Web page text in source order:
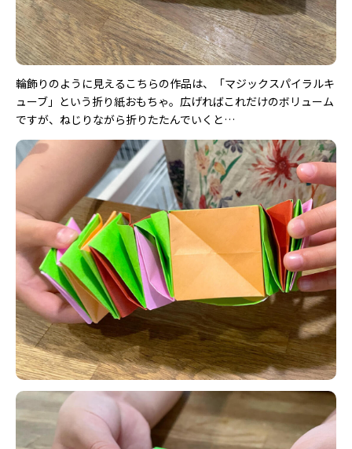
輪飾りのように見えるこちらの作品は、「マジックスパイラルキ
ューブ」という折り紙おもちゃ。広げればこれだけのボリューム
ですが、ねじりながら折りたたんでいくと…